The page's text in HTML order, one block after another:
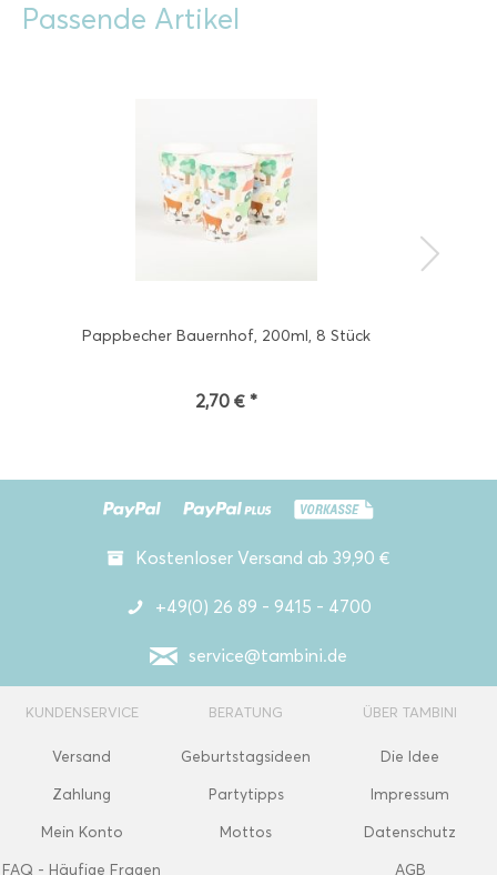
Passende Artikel
Pappbecher Bauernhof, 200ml, 8 Stück
2,70 € *
Kostenloser Versand ab 39,90 €
+49(0) 26 89 - 9415 - 4700
service@tambini.de
KUNDENSERVICE
Versand
Zahlung
Mein Konto
FAQ - Häufige Fragen
BERATUNG
Geburtstagsideen
Partytipps
Mottos
ÜBER TAMBINI
Die Idee
Impressum
Datenschutz
AGB